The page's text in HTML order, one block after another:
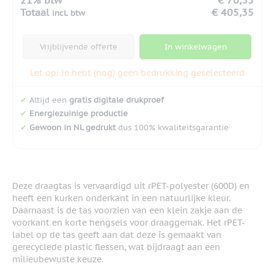
Totaal incl. btw € 405,35
Vrijblijvende offerte In winkelwagen
Let op: Je hebt (nog) geen bedrukking geselecteerd
✔ Altijd een gratis digitale drukproef
✔ Energiezuinige productie
✔ Gewoon in NL gedruktdus 100% kwaliteitsgarantie
Deze draagtas is vervaardigd uit rPET-polyester (600D) en
heeft een kurken onderkant in een natuurlijke kleur.
Daarnaast is de tas voorzien van een klein zakje aan de
voorkant en korte hengsels voor draaggemak. Het rPET-
label op de tas geeft aan dat deze is gemaakt van
gerecyclede plastic flessen, wat bijdraagt aan een
milieubewuste keuze.